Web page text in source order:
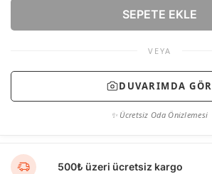
SEPETE EKLE
VEYA
DUVARIMDA GÖR
✨ Ücretsiz Oda Önizlemesi
500₺ üzeri ücretsiz kargo